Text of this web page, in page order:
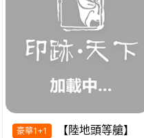
豪華1+1